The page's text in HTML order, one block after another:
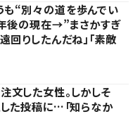
“別々の道を歩んでい
後の現在→”まさかすぎ
回りしたんだね」「素敵
文した女性。しかしそ
た投稿に…「知らなか